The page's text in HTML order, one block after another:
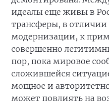
идеалы еще живы в
трансферы, в
модернизации, к
совершенно
пор, пока мировое
сложившейся
мощное и
может повлиять на